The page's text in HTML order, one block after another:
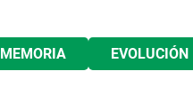
MEMORIA EVOLUCIÓN